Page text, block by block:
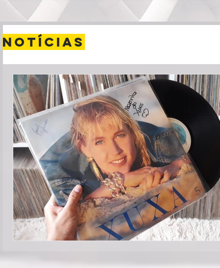
notícias